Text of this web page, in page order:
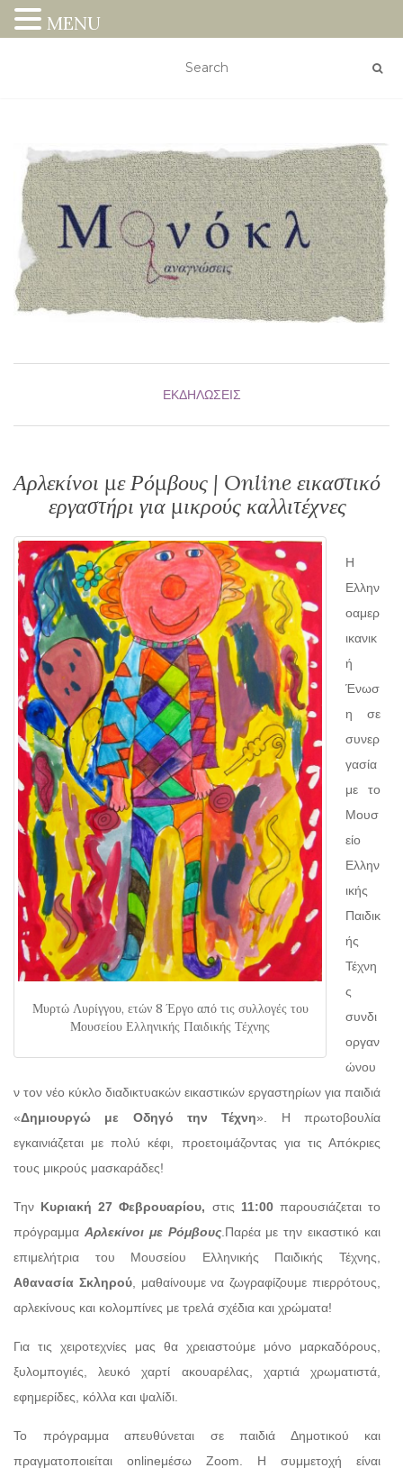
ΕΚΔΗΛΏΣΕΙΣ
Αρλεκίνοι με Ρόμβους | Online εικαστικό
εργαστήρι για μικρούς καλλιτέχνες
Μυρτώ Λυρίγγου, ετών 8 Έργο από τις συλλογές του
Μουσείου Ελληνικής Παιδικής Τέχνης
Η
Ελλην
οαμερ
ικανικ
ή
Ένωσ
η σε
συνερ
γασία
με το
Μουσ
είο
Ελλην
ικής
Παιδικ
ής
Τέχνη
ς
συνδι
οργαν
ώνου
ν τον νέο κύκλο διαδικτυακών εικαστικών εργαστηρίων για παιδιά
«Δημιουργώ με Οδηγό την Τέχνη». Η πρωτοβουλία
εγκαινιάζεται με πολύ κέφι, προετοιμάζοντας για τις Απόκριες
τους μικρούς μασκαράδες!
Την Κυριακή 27 Φεβρουαρίου, στις 11:00παρουσιάζεται το
πρόγραμμα Αρλεκίνοι με Ρόμβους.Παρέα με την εικαστικό και
επιμελήτρια του Μουσείου Ελληνικής Παιδικής Τέχνης,
Αθανασία Σκληρού, μαθαίνουμε να ζωγραφίζουμε πιερρότους,
αρλεκίνους και κολομπίνες με τρελά σχέδια και χρώματα!
Για τις χειροτεχνίες μας θα χρειαστούμε μόνο μαρκαδόρους,
ξυλομπογιές, λευκό χαρτί ακουαρέλας, χαρτιά χρωματιστά,
εφημερίδες, κόλλα και ψαλίδι.
Το πρόγραμμα απευθύνεται σε παιδιά Δημοτικού και
πραγματοποιείται onlineμέσω Zoom. Η συμμετοχή είναι
MENU